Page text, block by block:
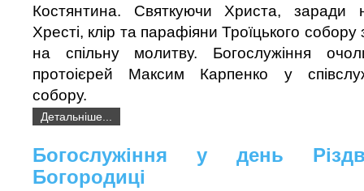
Костянтина. Святкуючи Христа, заради
Хресті, клір та парафіяни Троїцького
на спільну молитву. Богослужіння
протоієрей Максим Карпенко у
собору.
Детальніше...
Богослужіння у день
Богородиці